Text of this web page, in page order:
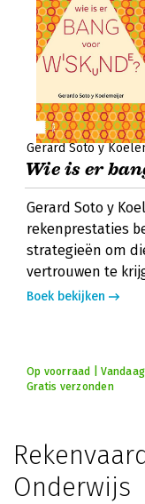
Gerard Soto y
Wie is er
Gerard Soto y
rekenprestaties
strategieën om
vertrouwen te
Boek bekijken
Op voorraad |
Gratis verzonden
Onderwijs